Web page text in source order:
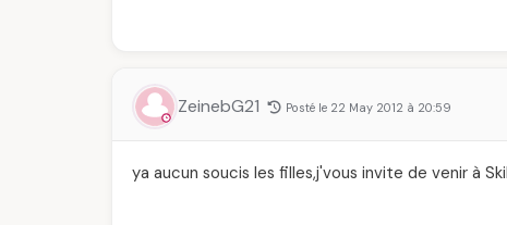
ZeinebG21 Posté le 22 May 2012 à 20:59
ya aucun soucis les filles,j'vous invite de venir à